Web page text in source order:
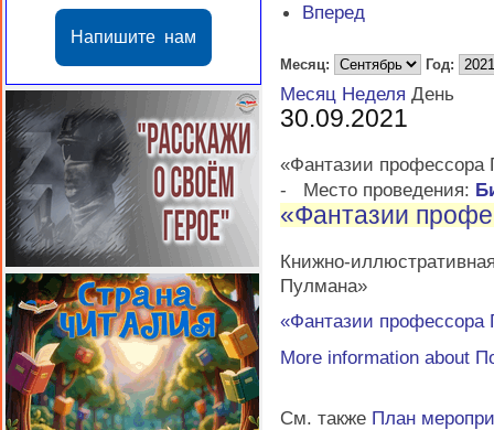
Напишите нам
Вперед
Месяц: Год:
Месяц Неделя День
30.09.2021
«Фантазии профессора
-
Место проведения:
«Фантазии
Книжно-
Пулмана»
«Фантазии профессора
More information about
См. также План